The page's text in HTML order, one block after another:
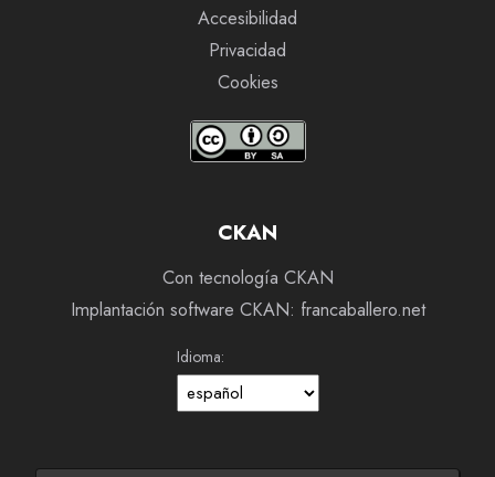
Accesibilidad
Privacidad
Cookies
CKAN
Con tecnología CKAN
Implantación software CKAN: francaballero.net
Idioma